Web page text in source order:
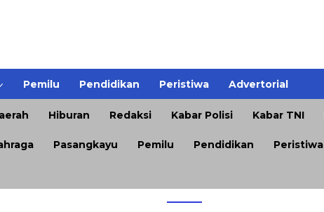
Pemilu Pendidikan Peristiwa Advertorial
Hiburan Redaksi Kabar Polisi Kabar TNI
Pasangkayu Pemilu Pendidikan Peristiwa